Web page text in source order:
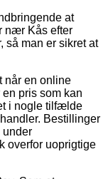
at
nær Kås efter
så man er sikret at
når en online
pris som kan
i nogle tilfælde
Bestillinger
under
overfor uoprigtige